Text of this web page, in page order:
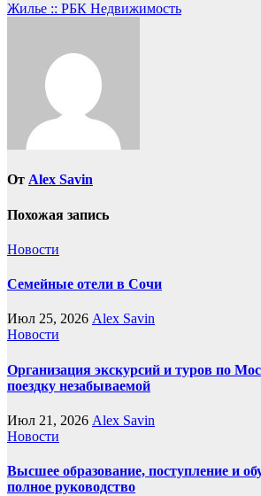
записям
Жилье :: РБК Недвижимость
От Alex Savin
Похожая запись
Новости
Семейные отели в Сочи
Июл 25, 2026 Alex Savin
Новости
Организация экскурсий и туров по
поездку незабываемой
Июл 21, 2026 Alex Savin
Новости
Высшее образование, поступление и
полное руководство